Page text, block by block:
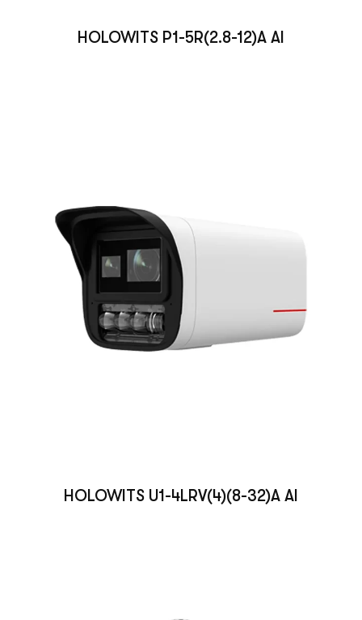
HOLOWITS P1-5R(2.8-12)A AI
HOLOWITS U1-4LRV(4)(8-32)A AI